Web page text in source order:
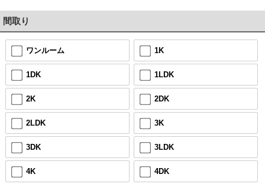
間取り
ワンルーム 1K
1DK 1LDK
2K 2DK
2LDK 3K
3DK 3LDK
4K 4DK